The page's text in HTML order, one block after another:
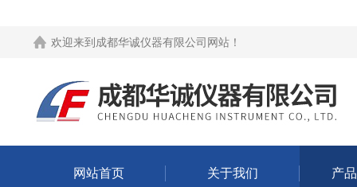
欢迎来到 成都华诚仪器有限公司网站 ！
网站首页 关于我们 产